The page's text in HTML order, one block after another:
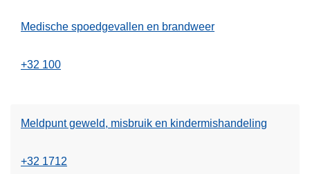
Medische spoedgevallen en brandweer
+32 100
Meldpunt geweld, misbruik en kindermishandeling
+32 1712